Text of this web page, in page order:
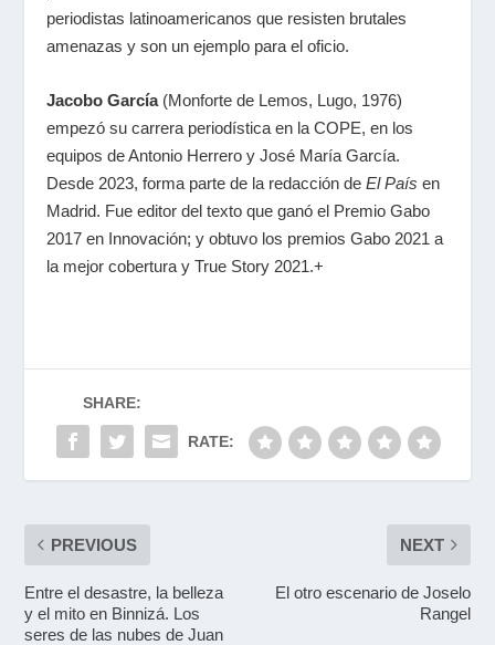
periodistas latinoamericanos que resisten brutales
amenazas y son un ejemplo para el oficio.
Jacobo García(Monforte de Lemos, Lugo, 1976)
empezó su carrera periodística en la COPE, en los
equipos de Antonio Herrero y José María García.
Desde 2023, forma parte de la redacción deEl País en
Madrid. Fue editor del texto que ganó el Premio Gabo
2017 en Innovación; y obtuvo los premios Gabo 2021 a
la mejor cobertura y True Story 2021.+
SHARE:
RATE:
PREVIOUS
Entre el desastre, la belleza
y el mito en Binnizá. Los
seres de las nubes de Juan
NEXT
El otro escenario de Joselo
Rangel